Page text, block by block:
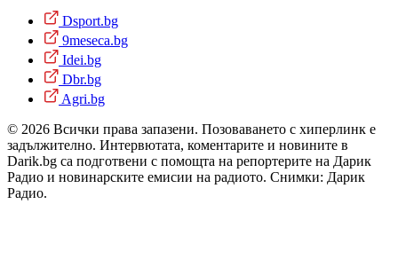
Dsport.bg
9meseca.bg
Idei.bg
Dbr.bg
Agri.bg
© 2026 Всички права запазени. Позоваването с хиперлинк е
задължително. Интервютата, коментарите и новините в
Darik.bg са подготвени с помощта на репортерите на Дарик
Радио и новинарските емисии на радиото. Снимки: Дарик
Радио.